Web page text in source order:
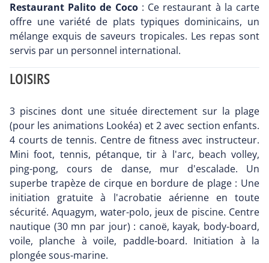
Restaurant Palito de Coco: Ce restaurant à la carte
offre une variété de plats typiques dominicains, un
mélange exquis de saveurs tropicales. Les repas sont
servis par un personnel international.
LOISIRS
3 piscines dont une située directement sur la plage
(pour les animations Lookéa) et 2 avec section enfants.
4 courts de tennis. Centre de fitness avec instructeur.
Mini foot, tennis, pétanque, tir à l'arc, beach volley,
ping-pong, cours de danse, mur d'escalade. Un
superbe trapèze de cirque en bordure de plage : Une
initiation gratuite à l'acrobatie aérienne en toute
sécurité. Aquagym, water-polo, jeux de piscine. Centre
nautique (30 mn par jour) : canoë, kayak, body-board,
voile, planche à voile, paddle-board. Initiation à la
plongée sous-marine.